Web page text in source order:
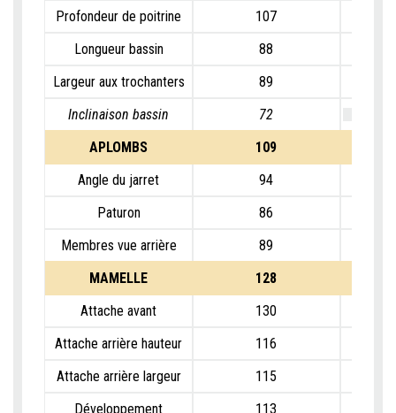
Profondeur de poitrine
107
Longueur bassin
88
Largeur aux trochanters
89
Inclinaison bassin
72
APLOMBS
109
Angle du jarret
94
Paturon
86
Membres vue arrière
89
MAMELLE
128
Attache avant
130
Attache arrière hauteur
116
Attache arrière largeur
115
Développement
113